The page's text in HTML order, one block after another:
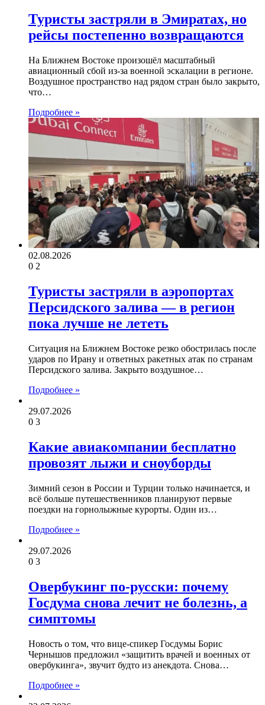
Туристы застряли в Эмиратах, но
рейсы постепенно возвращаются
На Ближнем Востоке произошёл масштабный
авиационный сбой из-за военной эскалации в регионе.
Воздушное пространство над рядом стран было закрыто,
что…
Подробнее »
02.08.2026
0 2
Туристы застряли в аэропортах
Персидского залива — в регион
пока лучше не лететь
Ситуация на Ближнем Востоке резко обострилась после
ударов по Ирану и ответных ракетных атак по странам
Персидского залива. Закрыто воздушное…
Подробнее »
29.07.2026
0 3
Какие авиакомпании бесплатно
провозят лыжи и сноуборды
Зимний сезон в России и Турции только начинается, и
всё больше путешественников планируют первые
поездки на горнолыжные курорты. Один из…
Подробнее »
29.07.2026
0 3
Овербукинг по-русски: почему
Госдума снова лечит не болезнь, а
симптомы
Новость о том, что вице-спикер Госдумы Борис
Чернышов предложил «защитить врачей и военных от
овербукинга», звучит будто из анекдота. Снова…
Подробнее »